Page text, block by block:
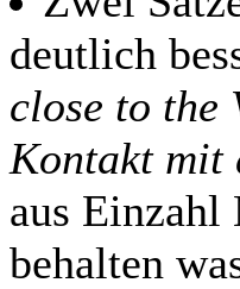
deutlich
close to the
Kontakt mit
aus Einzahl
behalten